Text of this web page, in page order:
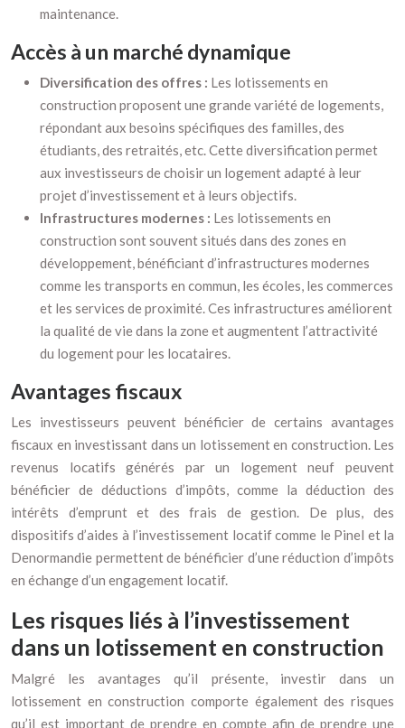
maintenance.
Accès à un marché dynamique
Diversification des offres : Les lotissements en
construction proposent une grande variété de logements,
répondant aux besoins spécifiques des familles, des
étudiants, des retraités, etc. Cette diversification permet
aux investisseurs de choisir un logement adapté à leur
projet d’investissement et à leurs objectifs.
Infrastructures modernes : Les lotissements en
construction sont souvent situés dans des zones en
développement, bénéficiant d’infrastructures modernes
comme les transports en commun, les écoles, les commerces
et les services de proximité. Ces infrastructures améliorent
la qualité de vie dans la zone et augmentent l’attractivité
du logement pour les locataires.
Avantages fiscaux
Les investisseurs peuvent bénéficier de certains avantages
fiscaux en investissant dans un lotissement en construction. Les
revenus locatifs générés par un logement neuf peuvent
bénéficier de déductions d’impôts, comme la déduction des
intérêts d’emprunt et des frais de gestion. De plus, des
dispositifs d’aides à l’investissement locatif comme le Pinel et la
Denormandie permettent de bénéficier d’une réduction d’impôts
en échange d’un engagement locatif.
Les risques liés à l’investissement
dans un lotissement en construction
Malgré les avantages qu’il présente, investir dans un
lotissement en construction comporte également des risques
qu’il est important de prendre en compte afin de prendre une